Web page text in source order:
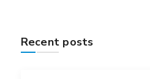
Recent posts